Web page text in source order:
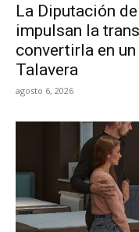
La Diputación
impulsan la
convertirla en
Talavera
agosto 6, 2026